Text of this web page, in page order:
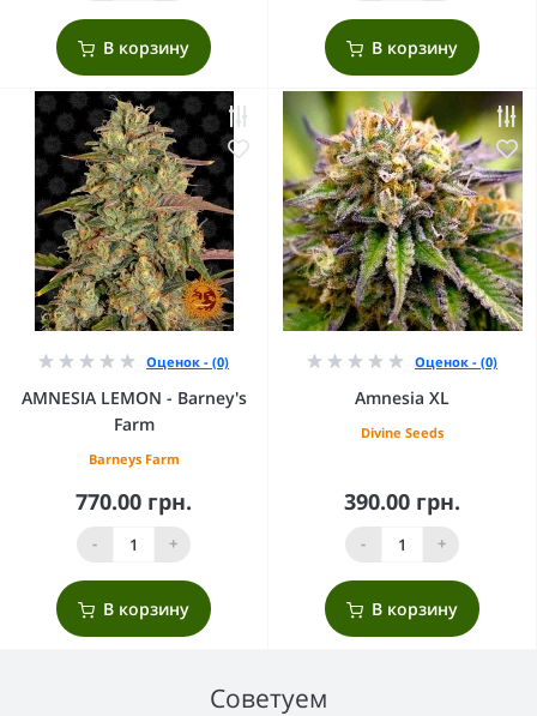
В корзину В корзину
Оценок - (0)
AMNESIA LEMON - Barney's
Farm
Barneys Farm
770.00 грн.
- +
В корзину
Оценок - (0)
Amnesia XL
Divine Seeds
390.00 грн.
- +
В корзину
Советуем